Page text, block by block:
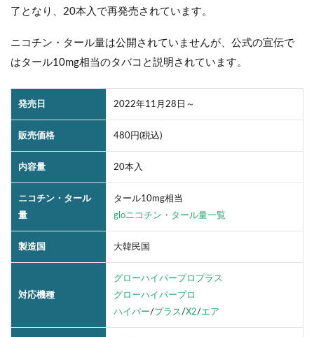
了となり、20本入で再発売されています。
ニコチン・タール量は公開されていませんが、公式の宣伝で
はタール10mg相当のタバコと説明されています。
発売日 2022年11月28日～
販売価格 480円(税込)
内容量 20本入
ニコチン・タール
量
タール10mg相当
gloニコチン・タール量一覧
製造国 大韓民国
対応機種
グローハイパープロプラス
グローハイパープロ
ハイパー/プラス/X2/エア